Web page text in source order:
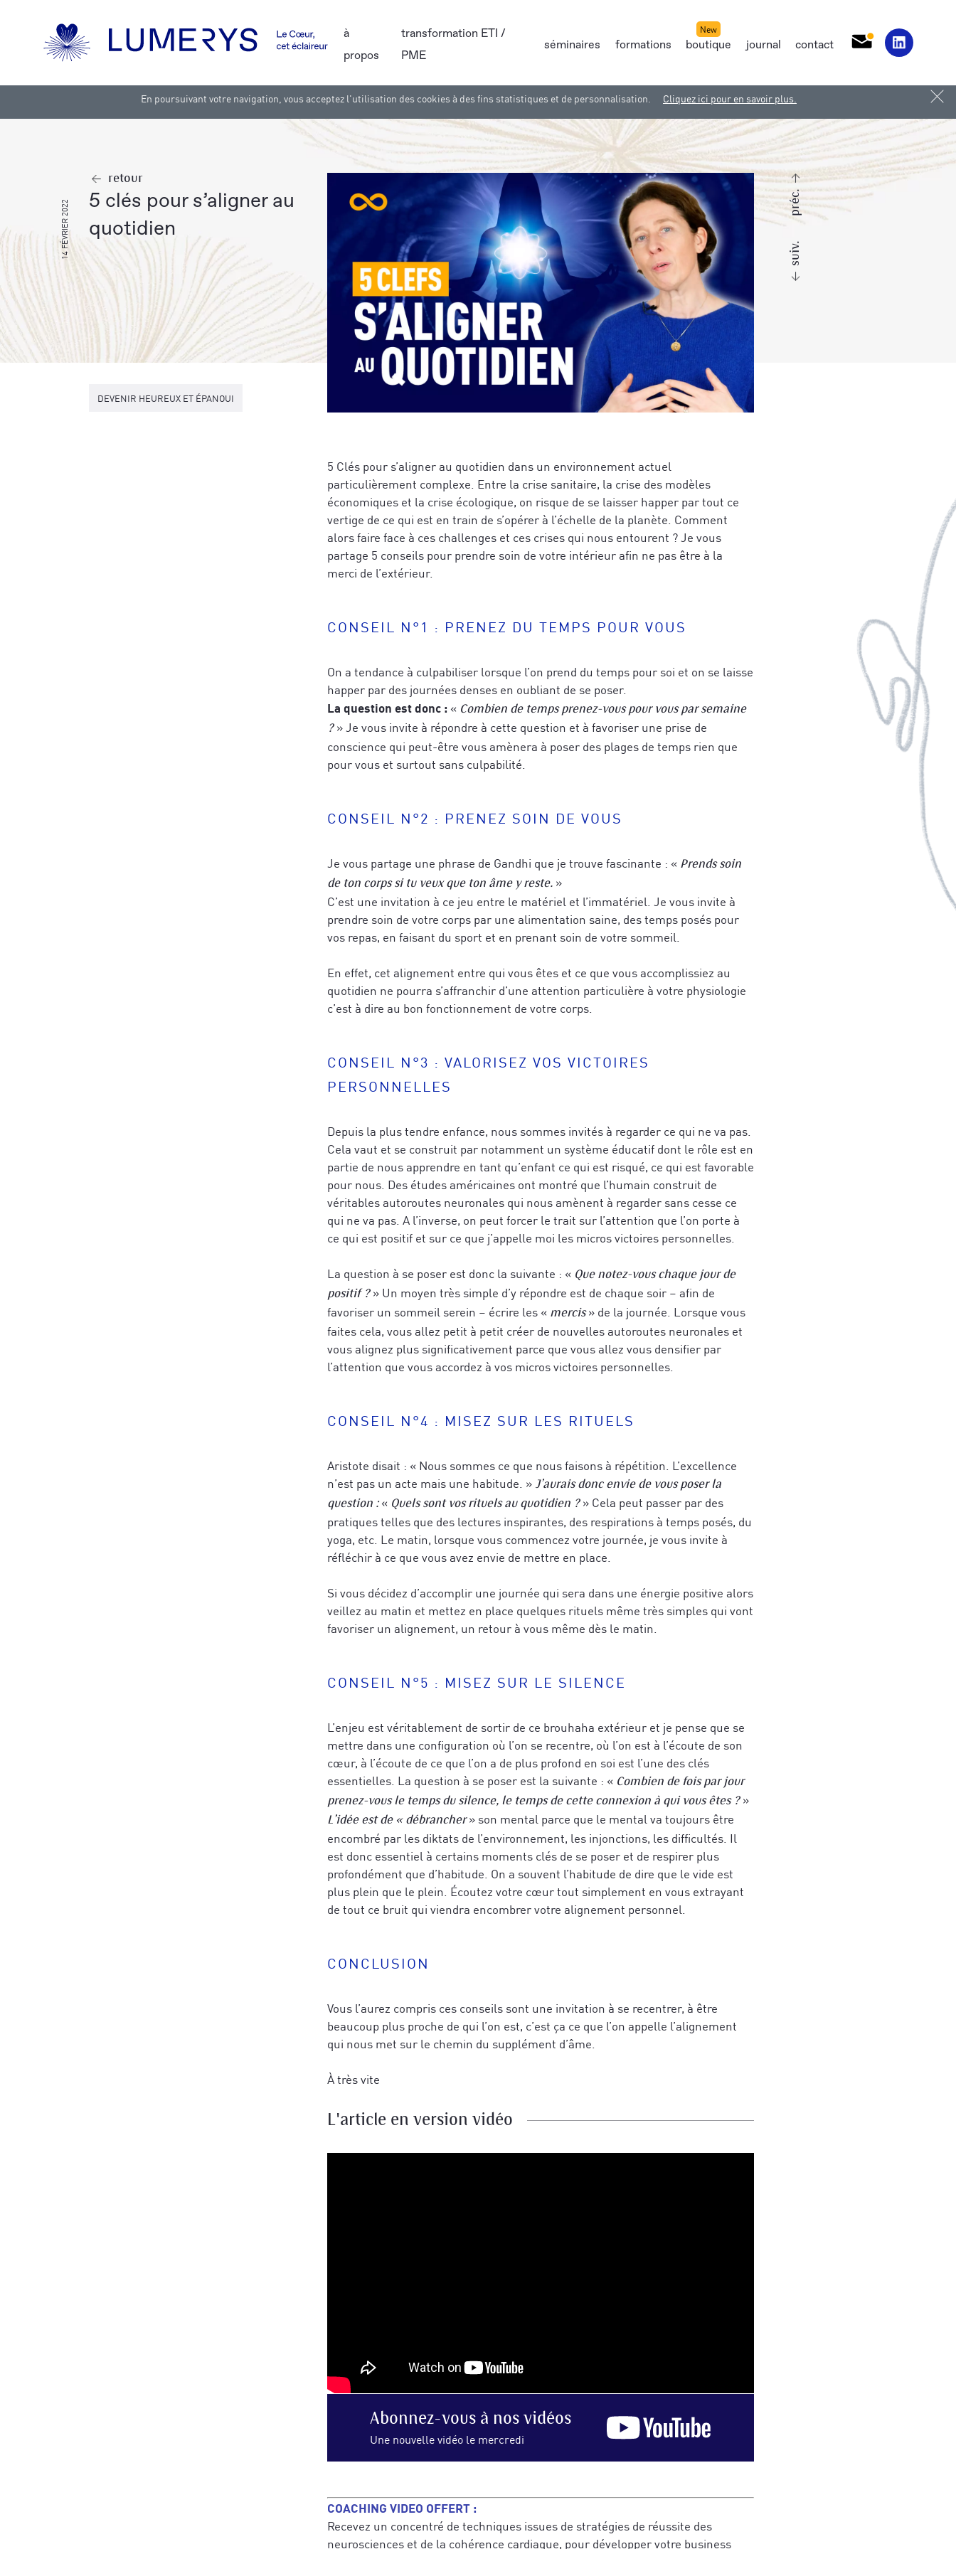
En poursuivant votre navigation, vous acceptez l'utilisation des cookies à des fins statistiques et de personnalisation. Cliquez ici pour en savoir plus.
à
propos
transformation ETI /
PME
séminaires formations boutique journal contact
retour
5 clés pour s’aligner au
quotidien
14 FÉVRIER 2022 suiv.
préc.
DEVENIR HEUREUX ET ÉPANOUI
5 Clés pour s’aligner au quotidien dans un environnement actuel
particulièrement complexe. Entre la crise sanitaire, la crise des modèles
économiques et la crise écologique, on risque de se laisser happer par tout ce
vertige de ce qui est en train de s’opérer à l’échelle de la planète. Comment
alors faire face à ces challenges et ces crises qui nous entourent ? Je vous
partage 5 conseils pour prendre soin de votre intérieur afin ne pas être à la
merci de l’extérieur.
CONSEIL N°1 : PRENEZ DU TEMPS POUR VOUS
On a tendance à culpabiliser lorsque l’on prend du temps pour soi et on se laisse
happer par des journées denses en oubliant de se poser.
La question est donc : « Combien de temps prenez-vous pour vous par semaine
?» Je vous invite à répondre à cette question et à favoriser une prise de
conscience qui peut-être vous amènera à poser des plages de temps rien que
pour vous et surtout sans culpabilité.
CONSEIL N°2 : PRENEZ SOIN DE VOUS
Je vous partage une phrase de Gandhi que je trouve fascinante : « Prends soin
de ton corps si tu veux que ton âme y reste. »
C’est une invitation à ce jeu entre le matériel et l’immatériel. Je vous invite à
prendre soin de votre corps par une alimentation saine, des temps posés pour
vos repas, en faisant du sport et en prenant soin de votre sommeil.
En effet, cet alignement entre qui vous êtes et ce que vous accomplissiez au
quotidien ne pourra s’affranchir d’une attention particulière à votre physiologie
c’est à dire au bon fonctionnement de votre corps.
CONSEIL N°3 : VALORISEZ VOS VICTOIRES
PERSONNELLES
Depuis la plus tendre enfance, nous sommes invités à regarder ce qui ne va pas.
Cela vaut et se construit par notamment un système éducatif dont le rôle est en
partie de nous apprendre en tant qu’enfant ce qui est risqué, ce qui est favorable
pour nous. Des études américaines ont montré que l’humain construit de
véritables autoroutes neuronales qui nous amènent à regarder sans cesse ce
qui ne va pas. A l’inverse, on peut forcer le trait sur l’attention que l’on porte à
ce qui est positif et sur ce que j’appelle moi les micros victoires personnelles.
La question à se poser est donc la suivante : « Que notez-vous chaque jour de
positif ?» Un moyen très simple d’y répondre est de chaque soir – afin de
favoriser un sommeil serein – écrire les « mercis» de la journée. Lorsque vous
faites cela, vous allez petit à petit créer de nouvelles autoroutes neuronales et
vous alignez plus significativement parce que vous allez vous densifier par
l’attention que vous accordez à vos micros victoires personnelles.
CONSEIL N°4 : MISEZ SUR LES RITUELS
Aristote disait : « Nous sommes ce que nous faisons à répétition. L’excellence
n’est pas un acte mais une habitude. » J’aurais donc envie de vous poser la
question :« Quels sont vos rituels au quotidien ?» Cela peut passer par des
pratiques telles que des lectures inspirantes, des respirations à temps posés, du
yoga, etc. Le matin, lorsque vous commencez votre journée, je vous invite à
réfléchir à ce que vous avez envie de mettre en place.
Si vous décidez d’accomplir une journée qui sera dans une énergie positive alors
veillez au matin et mettez en place quelques rituels même très simples qui vont
favoriser un alignement, un retour à vous même dès le matin.
CONSEIL N°5 : MISEZ SUR LE SILENCE
L’enjeu est véritablement de sortir de ce brouhaha extérieur et je pense que se
mettre dans une configuration où l’on se recentre, où l’on est à l’écoute de son
cœur, à l’écoute de ce que l’on a de plus profond en soi est l’une des clés
essentielles. La question à se poser est la suivante : « Combien de fois par jour
prenez-vous le temps du silence, le temps de cette connexion à qui vous êtes ?»
L’idée est de « débrancher» son mental parce que le mental va toujours être
encombré par les diktats de l’environnement, les injonctions, les difficultés. Il
est donc essentiel à certains moments clés de se poser et de respirer plus
profondément que d’habitude. On a souvent l’habitude de dire que le vide est
plus plein que le plein. Écoutez votre cœur tout simplement en vous extrayant
de tout ce bruit qui viendra encombrer votre alignement personnel.
CONCLUSION
Vous l’aurez compris ces conseils sont une invitation à se recentrer, à être
beaucoup plus proche de qui l’on est, c’est ça ce que l’on appelle l’alignement
qui nous met sur le chemin du supplément d’âme.
À très vite
L'article en version vidéo
Abonnez-vous à nos vidéos
Une nouvelle vidéo le mercredi
COACHING VIDEO OFFERT :
Recevez un concentré de techniques issues de stratégies de réussite des
neurosciences et de la cohérence cardiaque, pour développer votre business
de réussite des neurosciences et de la cohérence cardiaque
business tout en étant profondément aligné(e) avec ce
que vous souhaitez accomplir.
Pour mieux vous inspirer, dîtes-nous ce qui vous
caractérise le mieux aujourd'hui*
JE M'ABONNE
politique de
confidentialité
Accédez en avant-première à nos formations, techniques avancées, séminaires et aux
coulisses de nos recherches et explorations à travers le monde.
Pour mieux vous inspirer, dîtes-nous ce qui vous caractérise le mieux aujourd'hui*
JE M'ABONNE
politique de